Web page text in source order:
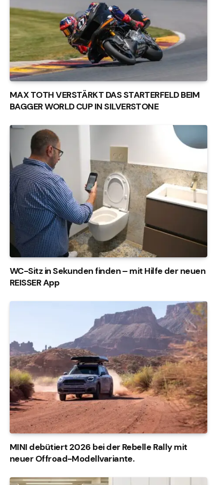
MAX TOTH VERSTÄRKT DAS STARTERFELD BEIM
BAGGER WORLD CUP IN SILVERSTONE
WC-Sitz in Sekunden finden – mit Hilfe der neuen
REISSER App
MINI debütiert 2026 bei der Rebelle Rally mit
neuer Offroad-Modellvariante.